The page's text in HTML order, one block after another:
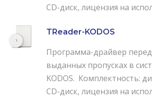
CD-диск, лицензия на
TReader-KODOS
Программа-драйвер
выданных пропусках в
KODOS. Комплектность:
CD-диск, лицензия на